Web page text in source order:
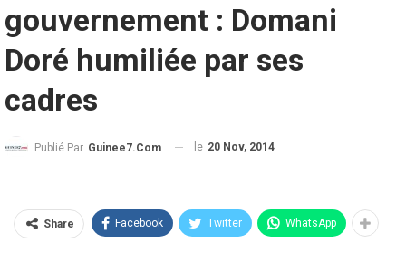
gouvernement : Domani
Doré humiliée par ses
cadres
Publié Par Guinee7.com le 20 Nov, 2014
Share Facebook Twitter WhatsApp